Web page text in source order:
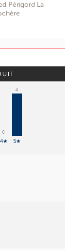
Périgord La
0
4★
4
5★